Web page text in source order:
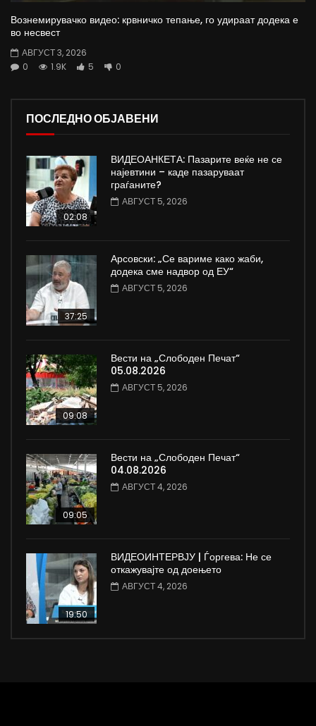
Вознемирувачко видео: крвничко тепање, го удираат додека е
во несвест
АВГУСТ 3, 2026
0
1.9K 5 0
ПОСЛЕДНО ОБЈАВЕНИ
02:08
ВИДЕОАНКЕТА: Пазарите веќе не се
најевтини – каде пазаруваат
граѓаните?
АВГУСТ 5, 2026
37:25
Арсовски: „Се вариме како жаби,
додека сме надвор од ЕУ“
АВГУСТ 5, 2026
09:08
Вести на „Слободен Печат“
05.08.2026
АВГУСТ 5, 2026
09:05
Вести на „Слободен Печат“
04.08.2026
АВГУСТ 4, 2026
19:50
ВИДЕОИНТЕРВЈУ | Ѓоргева: Не се
откажувајте од доењето
АВГУСТ 4, 2026